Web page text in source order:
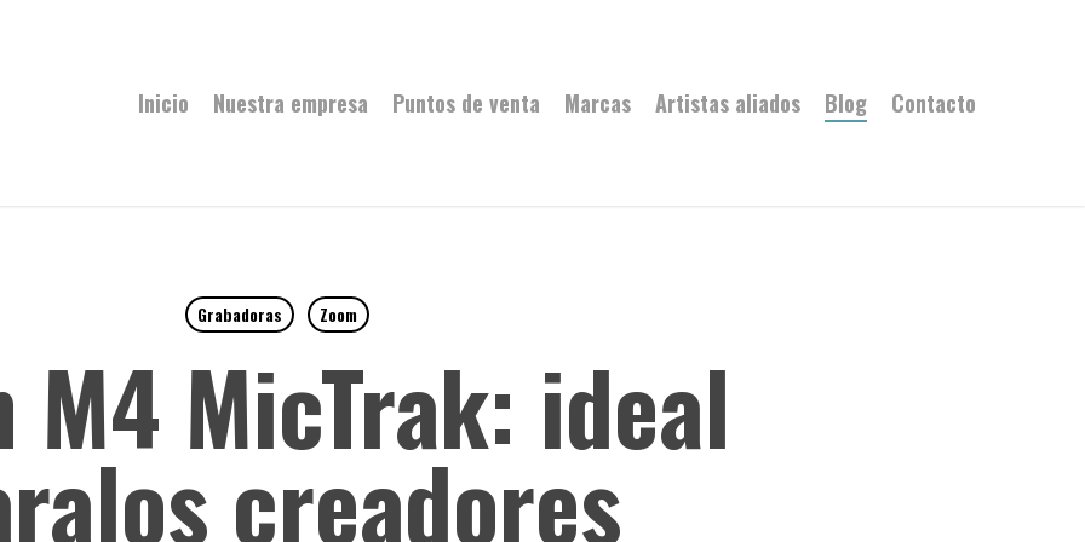
Inicio Nuestra empresa Puntos de venta Marcas Artistas aliados Blog Contacto
Grabadoras Zoom
M4 MicTrak: ideal
creadores